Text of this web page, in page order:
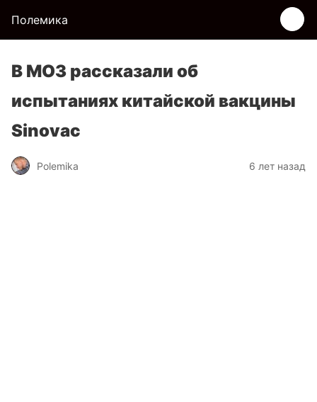
Полемика
В МОЗ рассказали об
испытаниях китайской вакцины
Sinovac
Polemika 6 лет назад